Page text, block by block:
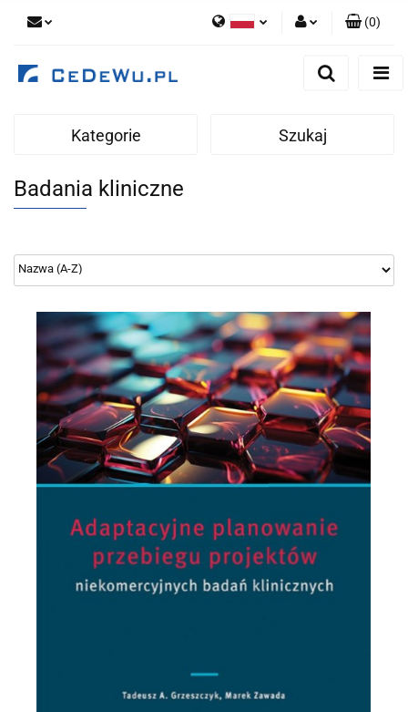
(0)
Kategorie Szukaj
Badania kliniczne